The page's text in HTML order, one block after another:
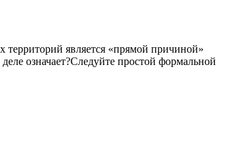
территорий является «прямой причиной»
означает?Следуйте простой формальной